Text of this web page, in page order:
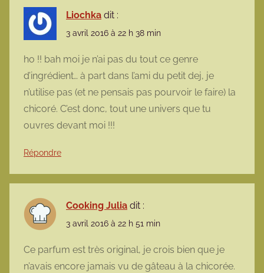
Liochka dit :
3 avril 2016 à 22 h 38 min
ho !! bah moi je n’ai pas du tout ce genre
d’ingrédient… à part dans l’ami du petit dej, je
n’utilise pas (et ne pensais pas pourvoir le faire) la
chicoré. C’est donc, tout une univers que tu
ouvres devant moi !!!
Répondre
Cooking Julia dit :
3 avril 2016 à 22 h 51 min
Ce parfum est très original, je crois bien que je
n’avais encore jamais vu de gâteau à la chicorée.